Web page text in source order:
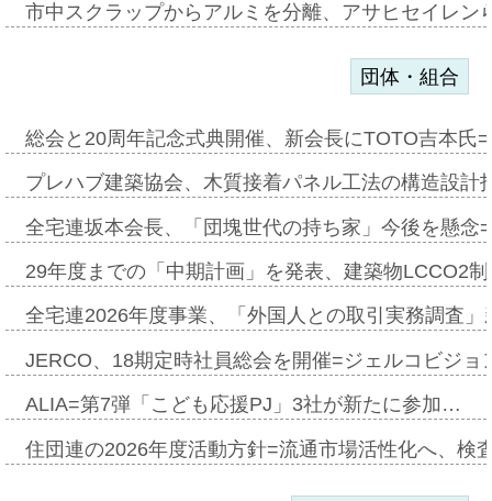
市中スクラップからアルミを分離、アサヒセイレ
団体・組合
総会と20周年記念式典開催、新会長にTOTO吉本氏
プレハブ建築協会、木質接着パネル工法の構造設
全宅連坂本会長、「団塊世代の持ち家」今後を懸
29年度までの「中期計画」を発表、建築物LCCO2
全宅連2026年度事業、「外国人との取引実務調査
JERCO、18期定時社員総会を開催=ジェルコビジ
ALIA=第7弾「こども応援PJ」3社が新たに参加…
住団連の2026年度活動方針=流通市場活性化へ、検